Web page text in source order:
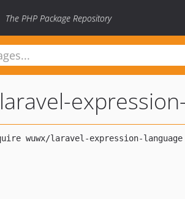
The PHP Package Repository
laravel-